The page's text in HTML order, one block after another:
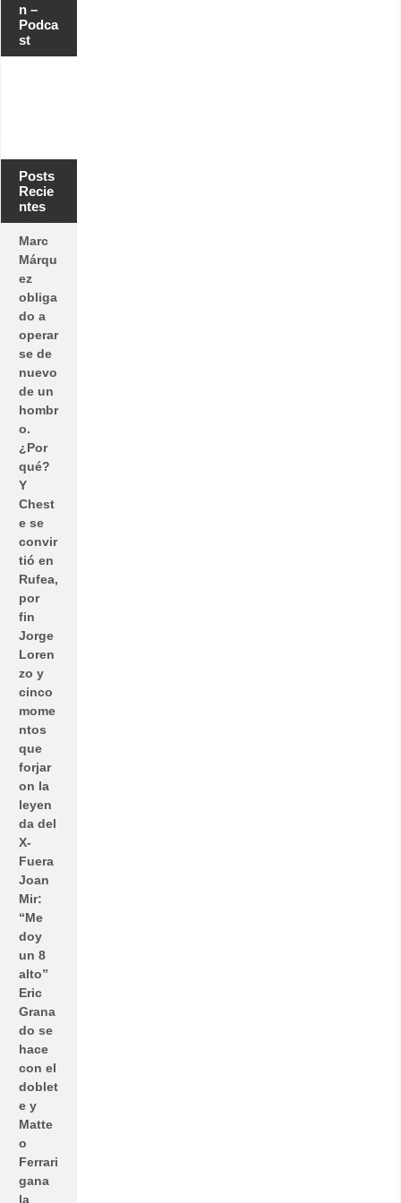
n –
Podca
st
Posts
Recie
ntes
Marc
Márqu
ez
obliga
do a
operar
se de
nuevo
de un
hombr
o.
¿Por
qué?
Y
Chest
e se
convir
tió en
Rufea,
por
fin
Jorge
Loren
zo y
cinco
mome
ntos
que
forjar
on la
leyen
da del
X-
Fuera
Joan
Mir:
“Me
doy
un 8
alto”
Eric
Grana
do se
hace
con el
doblet
e y
Matte
o
Ferrari
gana
la